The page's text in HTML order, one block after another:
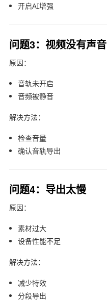
开启AI增强
问题3：视频没有声音
原因：
音轨未开启
音频被静音
解决方法：
检查音量
确认音轨导出
问题4：导出太慢
原因：
素材过大
设备性能不足
解决方法：
减少特效
分段导出